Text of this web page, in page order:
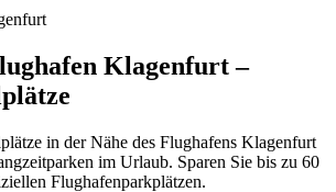
Klagenfurt –
in der Nähe des Flughafens Klagenfurt
im Urlaub. Sparen Sie bis zu 60
Flughafenparkplätzen.